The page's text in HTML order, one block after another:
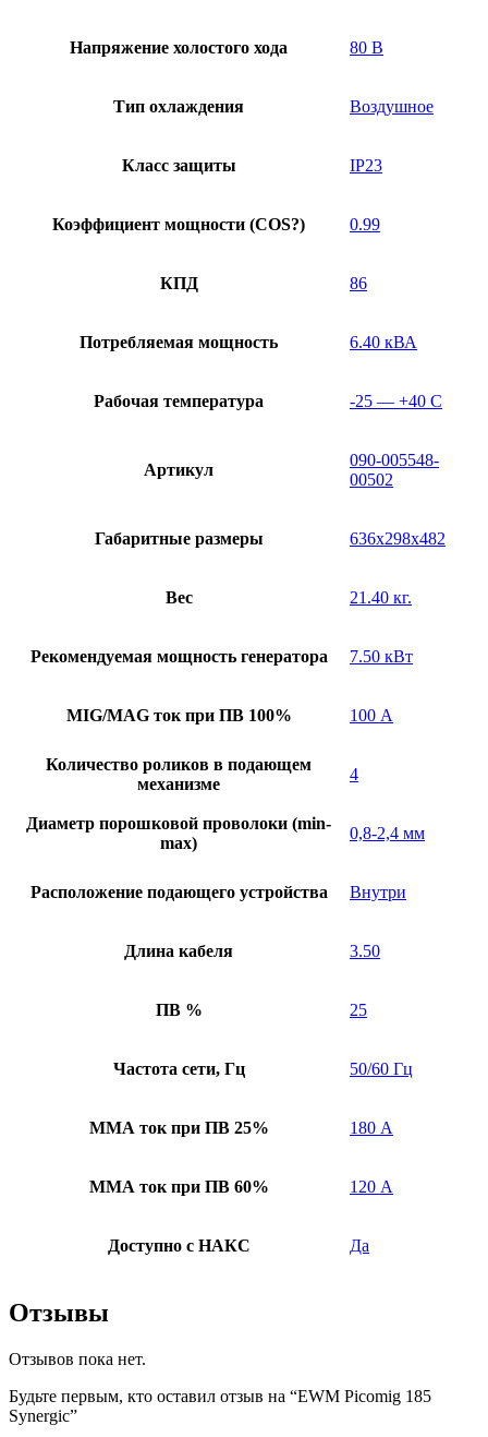
Напряжение холостого хода 80 В
Тип охлаждения Воздушное
Класс защиты IP23
Коэффициент мощности (COS?) 0.99
КПД 86
Потребляемая мощность 6.40 кВА
Рабочая температура -25 — +40 C
Артикул
090-005548-
00502
Габаритные размеры 636x298x482
Вес 21.40 кг.
Рекомендуемая мощность генератора 7.50 кВт
MIG/MAG ток при ПВ 100% 100 А
Количество роликов в подающем
механизме
4
Диаметр порошковой проволоки (min-
max)
0,8-2,4 мм
Расположение подающего устройства Внутри
Длина кабеля 3.50
ПВ % 25
Частота сети, Гц 50/60 Гц
ММА ток при ПВ 25% 180 А
ММА ток при ПВ 60% 120 А
Доступно с НАКС Да
Отзывы
Отзывов пока нет.
Будьте первым, кто оставил отзыв на “EWM Picomig 185
Synergic”